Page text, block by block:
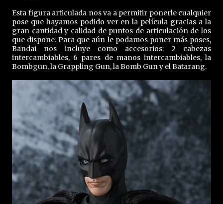
Esta figura articulada nos va a permitir ponerle cualquier
pose que hayamos podido ver en la película gracias a la
gran cantidad y calidad de puntos de articulación de los
que dispone. Para que aún le podamos poner más poses,
Bandai nos incluye como accesorios: 2 cabezas
intercambiables, 6 pares de manos intercambiables, la
Bombgun, la Grappling Gun, la Bomb Gun y el Batarang.